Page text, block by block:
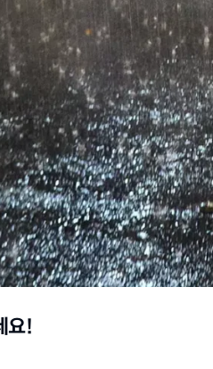
요!